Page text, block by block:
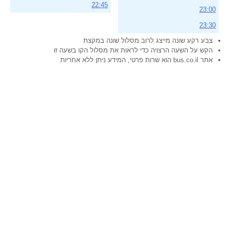
23:00
23:30
22:45
צבע רקע שונה מייצג לרוב מסלול שונה במקצת
הקש על השעה הרצויה כדי לראות את מסלול הקו בשעה זו
אתר bus.co.il הוא שרות פרטי, המידע ניתן ללא אחריות